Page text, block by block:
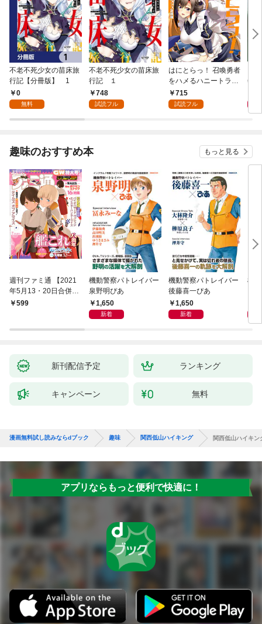
不老不死少女の苗床旅
行記【分冊版】 1
0
無料
不老不死少女の苗床旅
行記 １
748
試読フル
はにとらっ！ 召喚勇者
をハメるハニートラッ
プ包囲網 1
715
試読フル
年9
趣味のおすすめ本 もっと見る
週刊ファミ通 【2021
年5月13・20日合併
号】599
機動警察パトレイバー
泉野明ぴあ
1,650
新着
機動警察パトレイバー
後藤喜一ぴあ
1,650
新着
機
新刊配信予定 ランキング
キャンペーン 無料
漫画無料試し読みならdブック 趣味 関西低山ハイキング 関西低山ハイキン
アプリならもっと便利で快適に！